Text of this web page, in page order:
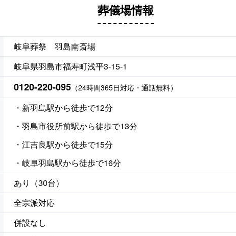
葬儀場情報
岐阜葬祭 羽島南斎場
岐阜県羽島市福寿町浅平3-15-1
0120-220-095 （24時間365日対応・通話無料）
・新羽島駅から徒歩で12分
・羽島市役所前駅から徒歩で13分
・江吉良駅から徒歩で15分
・岐阜羽島駅から徒歩で16分
あり（30台）
全宗派対応
併設なし